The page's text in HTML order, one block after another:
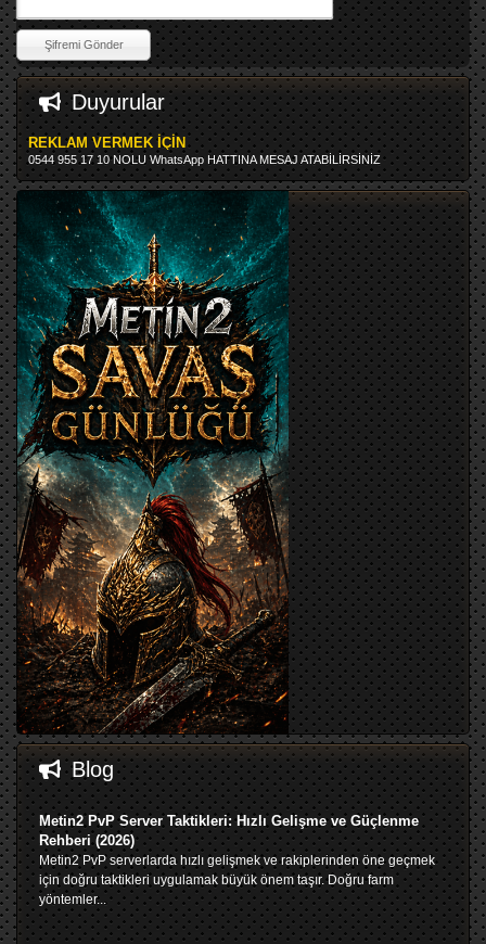
Duyurular
REKLAM VERMEK İÇİN
0544 955 17 10 NOLU WhatsApp HATTINA MESAJ ATABİLİRSİNİZ
Blog
Metin2 PvP Server Taktikleri: Hızlı Gelişme ve Güçlenme
Rehberi (2026)
Metin2 PvP serverlarda hızlı gelişmek ve rakiplerinden öne geçmek
için doğru taktikleri uygulamak büyük önem taşır. Doğru farm
yöntemler...